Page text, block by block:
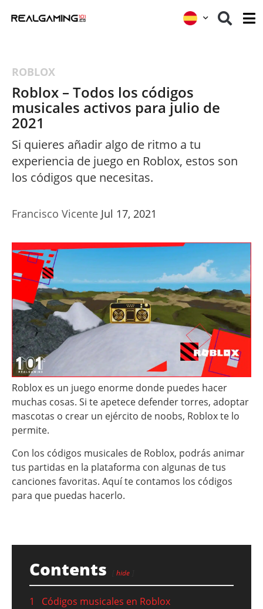
ROBLOX
Roblox – Todos los códigos
musicales activos para julio de
2021
Si quieres añadir algo de ritmo a tu
experiencia de juego en Roblox, estos son
los códigos que necesitas.
Francisco Vicente Jul 17, 2021
Roblox es un juego enorme donde puedes hacer
muchas cosas. Si te apetece defender torres, adoptar
mascotas o crear un ejército de noobs, Roblox te lo
permite.
Con los códigos musicales de Roblox, podrás animar
tus partidas en la plataforma con algunas de tus
canciones favoritas. Aquí te contamos los códigos
para que puedas hacerlo.
Contents hide
1
Códigos musicales en Roblox